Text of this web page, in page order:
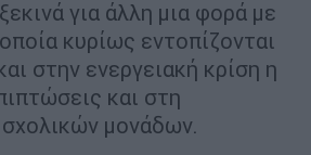
για άλλη μια φορά με
κυρίως εντοπίζονται
στην ενεργειακή κρίση η
και στη
μονάδων.